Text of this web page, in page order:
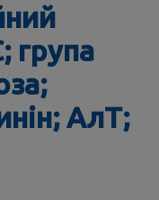
група
АлТ;